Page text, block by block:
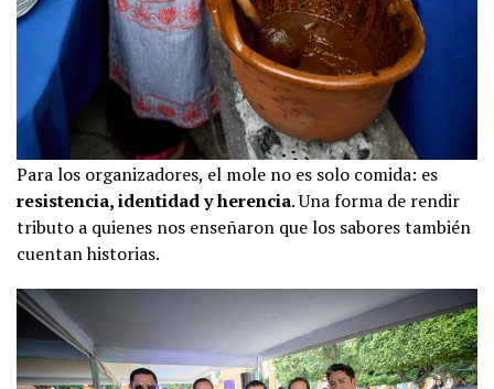
Para los organizadores, el mole no es solo comida: es
resistencia, identidad y herencia. Una forma de rendir
tributo a quienes nos enseñaron que los sabores también
cuentan historias.